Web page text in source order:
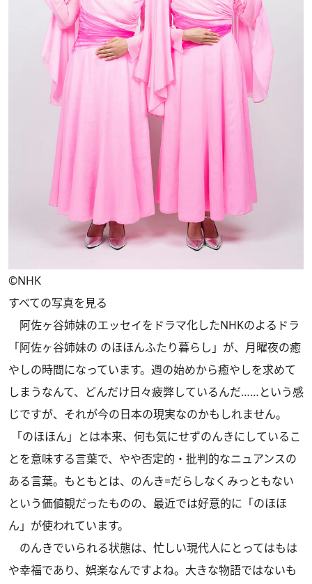
©NHK
すべての写真を見る
阿佐ヶ谷姉妹のエッセイをドラマ化したNHKのよるドラ
「阿佐ヶ谷姉妹の のほほんふたり暮らし」が、月曜夜の癒
やしの時間になっています。週の始めから癒やしを求めて
しまうなんて、どんだけ日々疲弊しているんだ……という感
じですが、それが今の日本の現実なのかもしれません。
「のほほん」とは本来、何も気にせずのんきにしているこ
とを意味する言葉で、やや否定的・批判的なニュアンスの
ある言葉。もともとは、のんき=だらしなくみっともない
という価値観だったものの、最近では好意的に「のほほ
ん」が使われています。
のんきでいられる状態は、忙しい現代人にとってはもは
や幸福であり、娯楽なんですよね。大きな物語ではないも